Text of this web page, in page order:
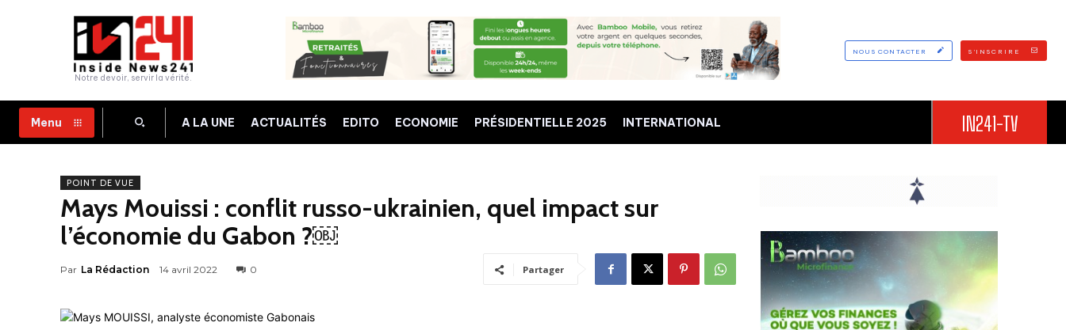
Notre devoir, servir la vérité.
NOUS CONTACTER S'INSCRIRE
Menu A LA UNE ACTUALITÉS EDITO ECONOMIE PRÉSIDENTIELLE 2025 INTERNATIONAL IN241-TV
POINT DE VUE
Mays Mouissi : conflit russo-ukrainien, quel impact sur
l’économie du Gabon ?￼
Par La Rédaction 14 avril 2022 0 Partager